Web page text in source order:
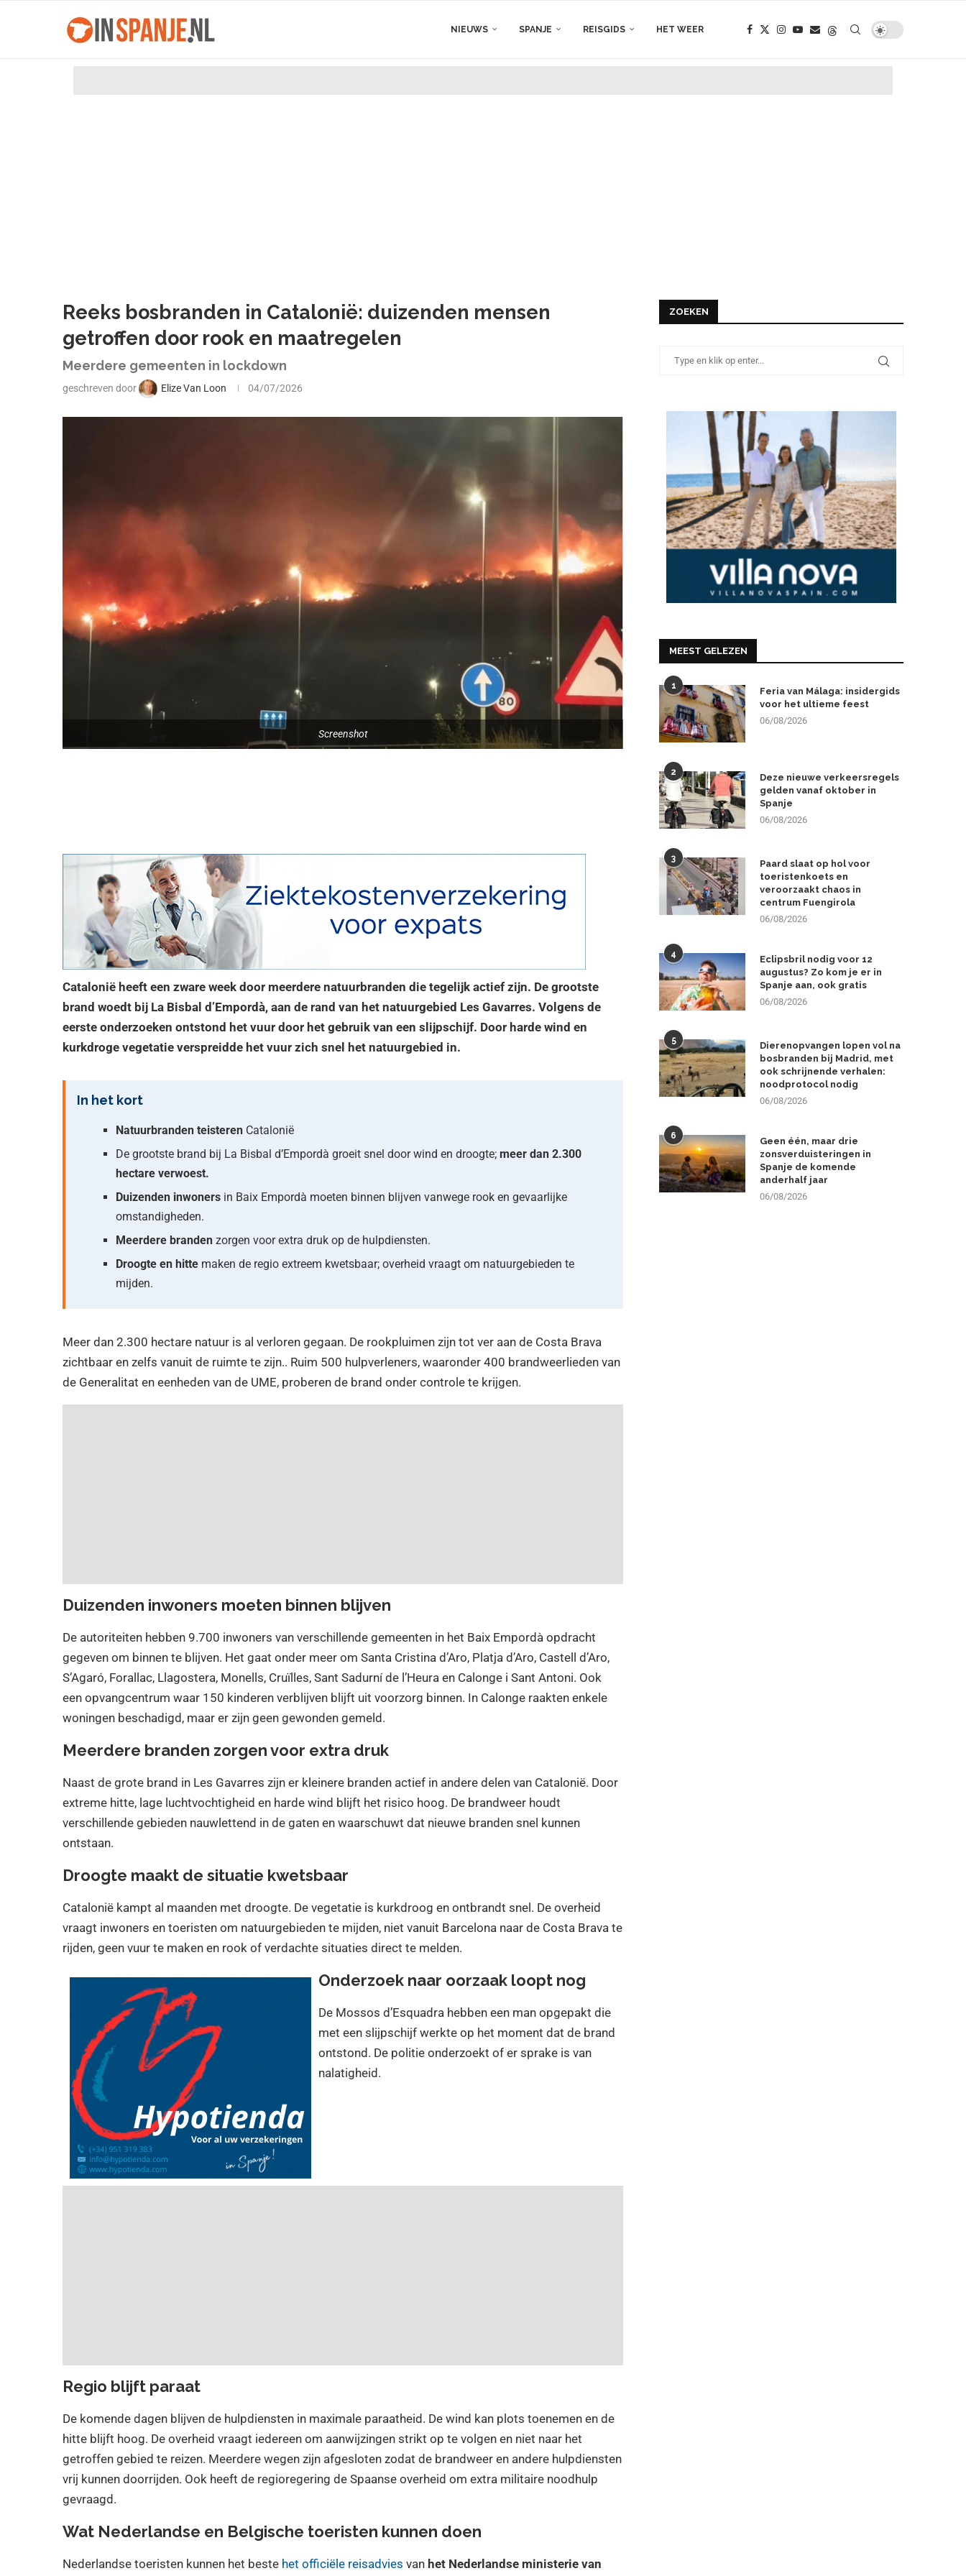
NIEUWS SPANJE REISGIDS HET WEER
Reeks bosbranden in Catalonië: duizenden mensen
getroffen door rook en maatregelen
Meerdere gemeenten in lockdown
geschreven door Elize Van Loon 04/07/2026
Screenshot
Catalonië heeft een zware week door meerdere natuurbranden die tegelijk actief zijn. De grootste
brand woedt bij La Bisbal d’Empordà, aan de rand van het natuurgebied Les Gavarres. Volgens de
eerste onderzoeken ontstond het vuur door het gebruik van een slijpschijf. Door harde wind en
kurkdroge vegetatie verspreidde het vuur zich snel het natuurgebied in.
In het kort
Natuurbranden teisteren Catalonië
De grootste brand bij La Bisbal d’Empordà groeit snel door wind en droogte; meer dan 2.300
hectare verwoest.
Duizenden inwoners in Baix Empordà moeten binnen blijven vanwege rook en gevaarlijke
omstandigheden.
Meerdere branden zorgen voor extra druk op de hulpdiensten.
Droogte en hitte maken de regio extreem kwetsbaar; overheid vraagt om natuurgebieden te
mijden.
Meer dan 2.300 hectare natuur is al verloren gegaan. De rookpluimen zijn tot ver aan de Costa Brava
zichtbaar en zelfs vanuit de ruimte te zijn.. Ruim 500 hulpverleners, waaronder 400 brandweerlieden van
de Generalitat en eenheden van de UME, proberen de brand onder controle te krijgen.
Duizenden inwoners moeten binnen blijven
De autoriteiten hebben 9.700 inwoners van verschillende gemeenten in het Baix Empordà opdracht
gegeven om binnen te blijven. Het gaat onder meer om Santa Cristina d’Aro, Platja d’Aro, Castell d’Aro,
S’Agaró, Forallac, Llagostera, Monells, Cruïlles, Sant Sadurní de l’Heura en Calonge i Sant Antoni. Ook
een opvangcentrum waar 150 kinderen verblijven blijft uit voorzorg binnen. In Calonge raakten enkele
woningen beschadigd, maar er zijn geen gewonden gemeld.
Meerdere branden zorgen voor extra druk
Naast de grote brand in Les Gavarres zijn er kleinere branden actief in andere delen van Catalonië. Door
extreme hitte, lage luchtvochtigheid en harde wind blijft het risico hoog. De brandweer houdt
verschillende gebieden nauwlettend in de gaten en waarschuwt dat nieuwe branden snel kunnen
ontstaan.
Droogte maakt de situatie kwetsbaar
Catalonië kampt al maanden met droogte. De vegetatie is kurkdroog en ontbrandt snel. De overheid
vraagt inwoners en toeristen om natuurgebieden te mijden, niet vanuit Barcelona naar de Costa Brava te
rijden, geen vuur te maken en rook of verdachte situaties direct te melden.
Onderzoek naar oorzaak loopt nog
De Mossos d’Esquadra hebben een man opgepakt die
met een slijpschijf werkte op het moment dat de brand
ontstond. De politie onderzoekt of er sprake is van
nalatigheid.
Regio blijft paraat
De komende dagen blijven de hulpdiensten in maximale paraatheid. De wind kan plots toenemen en de
hitte blijft hoog. De overheid vraagt iedereen om aanwijzingen strikt op te volgen en niet naar het
getroffen gebied te reizen. Meerdere wegen zijn afgesloten zodat de brandweer en andere hulpdiensten
vrij kunnen doorrijden. Ook heeft de regioregering de Spaanse overheid om extra militaire noodhulp
gevraagd.
Wat Nederlandse en Belgische toeristen kunnen doen
Nederlandse toeristen kunnen het beste het officiële reisadvies van het Nederlandse ministerie van
ZOEKEN
MEEST GELEZEN
1
Feria van Málaga: insidergids
voor het ultieme feest
06/08/2026
2
Deze nieuwe verkeersregels
gelden vanaf oktober in
Spanje
06/08/2026
3
Paard slaat op hol voor
toeristenkoets en
veroorzaakt chaos in
centrum Fuengirola
06/08/2026
4
Eclipsbril nodig voor 12
augustus? Zo kom je er in
Spanje aan, ook gratis
06/08/2026
5
Dierenopvangen lopen vol na
bosbranden bij Madrid, met
ook schrijnende verhalen:
noodprotocol nodig
06/08/2026
6
Geen één, maar drie
zonsverduisteringen in
Spanje de komende
anderhalf jaar
06/08/2026